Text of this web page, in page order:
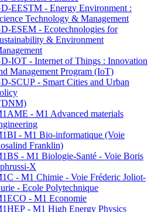
EESTM - Energy Environment :
Technology & Management
ESEM - Ecotechnologies for
& Environment
IOT - Internet of Things : Innovation
Management Program (IoT)
SCUP - Smart Cities and Urban
- M1 Advanced materials
- M1 Bio-informatique (Voie
Franklin)
- M1 Biologie-Santé - Voie Boris
X
- M1 Chimie - Voie Fréderic Joliot-
- Ecole Polytechnique
- M1 Economie
- M1 High Energy Physics